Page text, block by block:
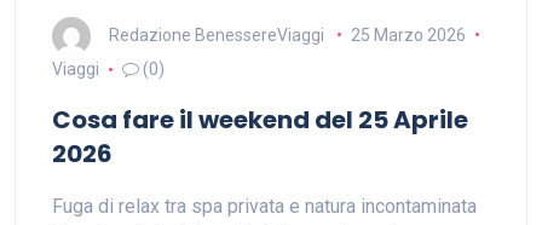
Redazione BenessereViaggi
25 Marzo 2026
Viaggi
(0)
Cosa fare il weekend del 25 Aprile
2026
Fuga di relax tra spa privata e natura incontaminata